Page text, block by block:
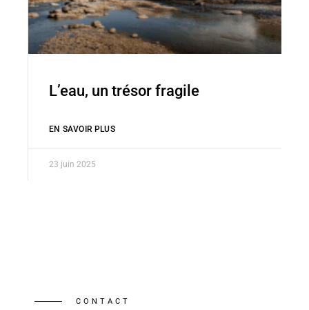
L’eau, un trésor fragile
EN SAVOIR PLUS
23 juin 2025
CONTACT